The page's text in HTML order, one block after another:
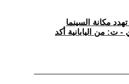
تهدد مكانة السينما
- ت: من اليابانية أكد